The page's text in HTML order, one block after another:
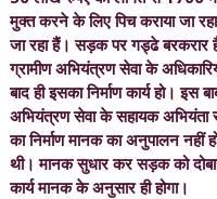
मुक्त करने के लिए पिच कराया जा
जा रहा हैं। सड़क पर गड्ढे बरकरार
ग्रामीण अभियंत्रण सेवा के
बाद ही इसका निर्माण कार्य हो। इस
अभियंत्रण सेवा के सहायक अभियंता
का निर्माण मानक का अनुपालन
थी। मानक सुधार कर सड़क को
कार्य मानक के अनुसार ही होगा।